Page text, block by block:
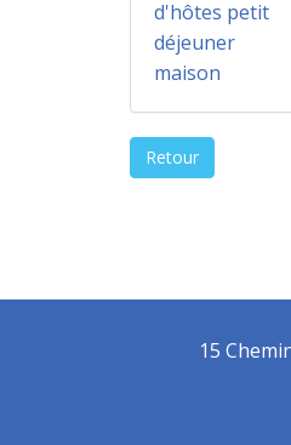
Retour
15